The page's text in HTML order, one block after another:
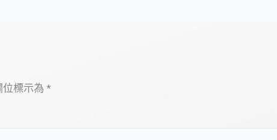
位標示為 *